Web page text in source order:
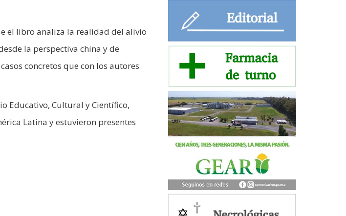
el libro analiza la realidad del alivio
la perspectiva china y de
concretos que con los autores
Educativo, Cultural y Científico,
Latina y estuvieron presentes